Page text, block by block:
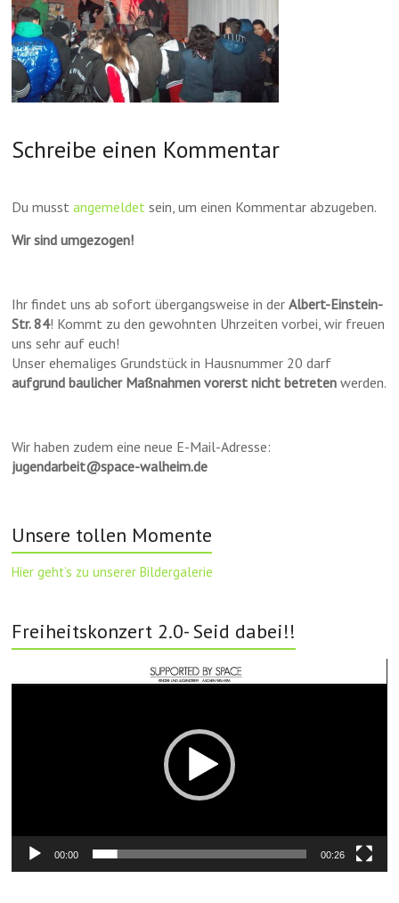
Schreibe einen Kommentar
Du musstangemeldet sein, um einen Kommentar abzugeben.
Wir sind umgezogen!
Ihr findet uns ab sofort übergangsweise in derAlbert-Einstein-
Str. 84! Kommt zu den gewohnten Uhrzeiten vorbei, wir freuen
uns sehr auf euch!
Unser ehemaliges Grundstück in Hausnummer 20 darf
aufgrund baulicher Maßnahmen vorerst nicht betreten werden.
Wir haben zudem eine neue E-Mail-Adresse:
jugendarbeit@space-walheim.de
Unsere tollen Momente
Hier geht’s zu unserer Bildergalerie
Freiheitskonzert 2.0- Seid dabei!!
Player
00:00 00:26